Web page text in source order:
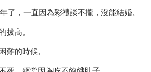
了，一直因為彩禮談不攏，沒能結婚。
拔高。
難的時候。